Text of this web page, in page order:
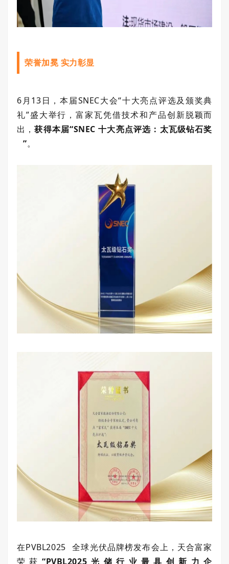
荣誉加冕 实力彰显
6月 13日，本届SNEC大会“十大亮点评选及颁奖典
礼”盛大举行，富家瓦凭借技术和产品创新脱颖而
出，获得本届“SNEC 十大亮点评选： 太瓦级钻石奖
”。
在PVBL2025 全球光伏品牌榜发布会上，天合富家
荣获 “PVBL2025光储行业最具创新力企